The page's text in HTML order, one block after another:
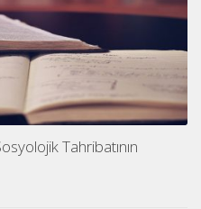
Tahribatının